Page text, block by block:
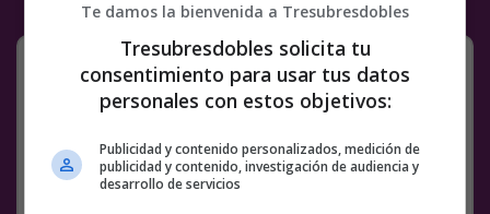
Facebook
Twitter
WhatsApp
Gmail
Meneame
Copy
Te damos la bienvenida a Tresubresdobles
Tresubresdobles solicita tu
consentimiento para usar tus datos
personales con estos objetivos:
Publicidad y contenido personalizados, medición de
publicidad y contenido, investigación de audiencia y
desarrollo de servicios